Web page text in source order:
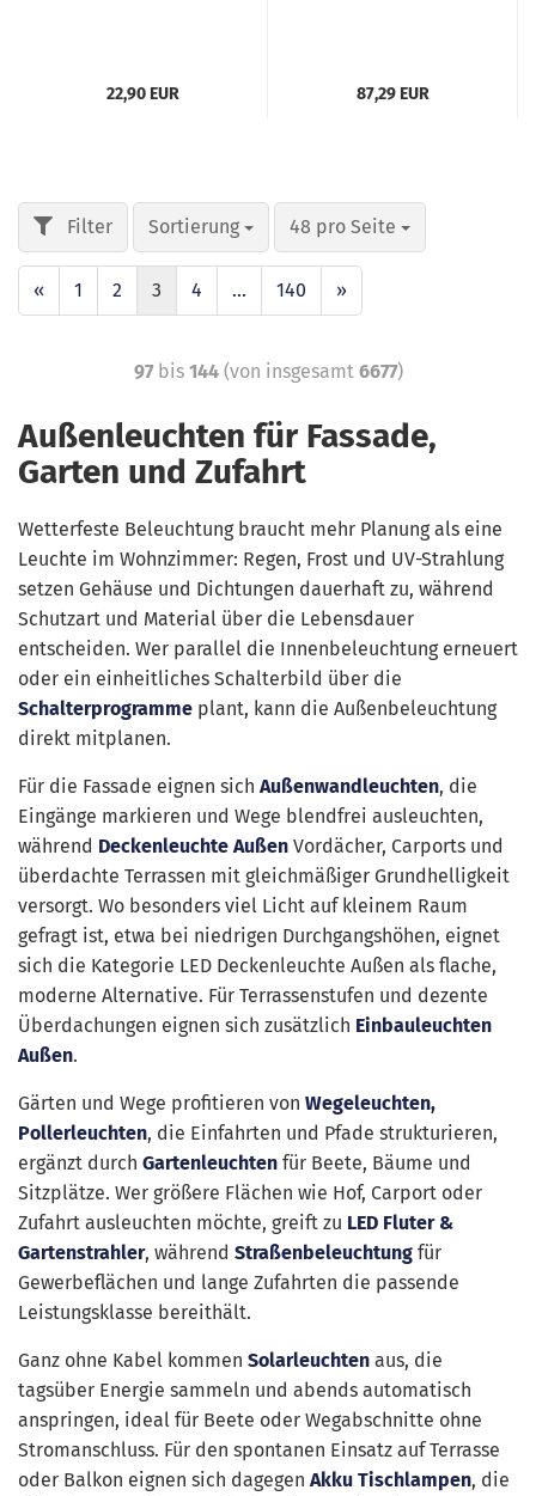
22,90 EUR 87,29 EUR
Sortierung 48 pro Seite
« 1 2 3 4 ... 140 »
97bis 144(von insgesamt 6677)
Außenleuchten für Fassade,
Garten und Zufahrt
Wetterfeste Beleuchtung braucht mehr Planung als eine
Leuchte im Wohnzimmer: Regen, Frost und UV-Strahlung
setzen Gehäuse und Dichtungen dauerhaft zu, während
Schutzart und Material über die Lebensdauer
entscheiden. Wer parallel die Innenbeleuchtung erneuert
oder ein einheitliches Schalterbild über die
Schalterprogramme plant, kann die Außenbeleuchtung
direkt mitplanen.
Für die Fassade eignen sich Außenwandleuchten, die
Eingänge markieren und Wege blendfrei ausleuchten,
während Deckenleuchte Außen Vordächer, Carports und
überdachte Terrassen mit gleichmäßiger Grundhelligkeit
versorgt. Wo besonders viel Licht auf kleinem Raum
gefragt ist, etwa bei niedrigen Durchgangshöhen, eignet
sich die Kategorie LED Deckenleuchte Außen als flache,
moderne Alternative. Für Terrassenstufen und dezente
Überdachungen eignen sich zusätzlich Einbauleuchten
Außen.
Gärten und Wege profitieren von Wegeleuchten,
Pollerleuchten, die Einfahrten und Pfade strukturieren,
ergänzt durch Gartenleuchten für Beete, Bäume und
Sitzplätze. Wer größere Flächen wie Hof, Carport oder
Zufahrt ausleuchten möchte, greift zu LED Fluter &
Gartenstrahler, während Straßenbeleuchtung für
Gewerbeflächen und lange Zufahrten die passende
Leistungsklasse bereithält.
Ganz ohne Kabel kommen Solarleuchten aus, die
tagsüber Energie sammeln und abends automatisch
anspringen, ideal für Beete oder Wegabschnitte ohne
Stromanschluss. Für den spontanen Einsatz auf Terrasse
oder Balkon eignen sich dagegen Akku Tischlampen, die